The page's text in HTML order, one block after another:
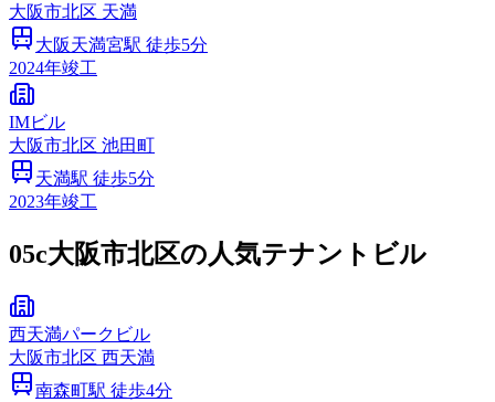
大阪市北区 天満
大阪天満宮駅 徒歩5分
2024年竣工
IMビル
大阪市北区 池田町
天満駅 徒歩5分
2023年竣工
05c大阪市北区の人気テナントビル
西天満パークビル
大阪市北区 西天満
南森町駅 徒歩4分